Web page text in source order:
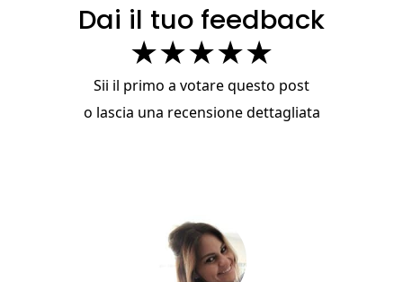
Dai il tuo feedback
★★★★★
Sii il primo a votare questo post
o lascia una recensione dettagliata